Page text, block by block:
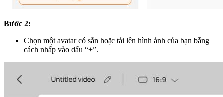
Bước 2:
Chọn một avatar có sẵn hoặc tải lên hình ảnh của bạn bằng
cách nhấp vào dấu “+”.